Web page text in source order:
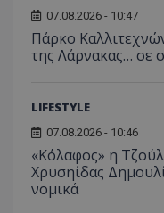
07.08.2026 - 10:47
Πάρκο
της Λάρνακας… σε
LIFESTYLE
07.08.2026 - 10:46
«Κόλαφος» η
Χρυσηίδας
νομικά